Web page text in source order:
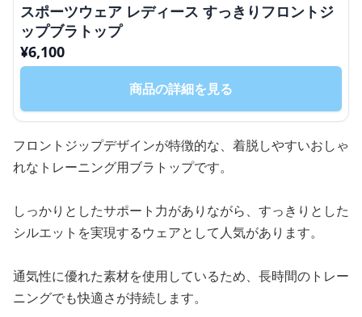
スポーツウェア レディース すっきりフロントジ
ップブラトップ
¥6,100
商品の詳細を見る
フロントジップデザインが特徴的な、着脱しやすいおしゃ
れなトレーニング用ブラトップです。
しっかりとしたサポート力がありながら、すっきりとした
シルエットを実現するウェアとして人気があります。
通気性に優れた素材を使用しているため、長時間のトレー
ニングでも快適さが持続します。